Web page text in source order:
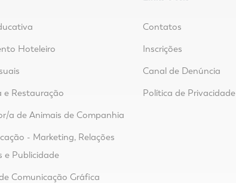
Hoteleiro
e Restauração
a de Animais de Companhia
- Marketing, Relações
e Publicidade
Comunicação Gráfica
Contatos
Inscrições
Canal de Denúncia
Política de Privacidade